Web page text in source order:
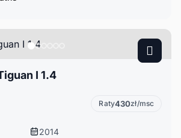
I 1.4
Raty430zł/msc
2014